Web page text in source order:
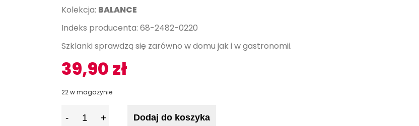
Kolekcja: BALANCE
Indeks producenta: 68-2482-0220
Szklanki sprawdzą się zarówno w domu jak i w gastronomii.
39,90zł
22 w magazynie
Dodaj do koszyka